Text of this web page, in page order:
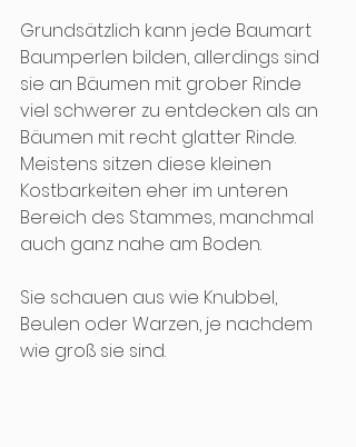
Grundsätzlich kann jede Baumart
Baumperlen bilden, allerdings sind
sie an Bäumen mit grober Rinde
viel schwerer zu entdecken als an
Bäumen mit recht glatter Rinde.
Meistens sitzen diese kleinen
Kostbarkeiten eher im unteren
Bereich des Stammes, manchmal
auch ganz nahe am Boden.
Sie schauen aus wie Knubbel,
Beulen oder Warzen, je nachdem
wie groß sie sind.